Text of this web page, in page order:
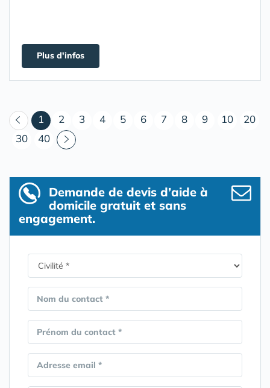
Plus d'infos
1 (courant)
2 3 4 5 6 7 8 9 10
20
30
40
Demande de devis d’aide à
domicile gratuit et sans
engagement.
Nom du contact *
Prénom du contact *
Adresse email *